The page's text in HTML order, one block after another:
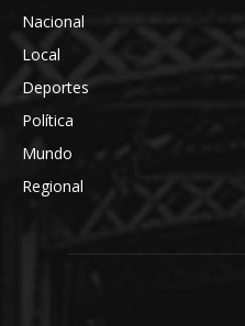
Nacional
Local
Deportes
Política
Mundo
Regional